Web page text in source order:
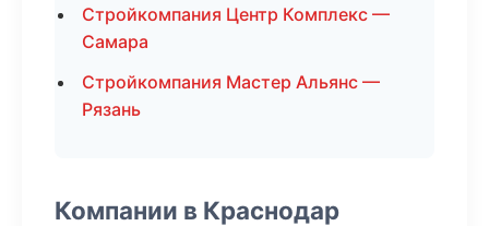
Стройкомпания Центр Комплекс —
Самара
Стройкомпания Мастер Альянс —
Рязань
Компании в Краснодар